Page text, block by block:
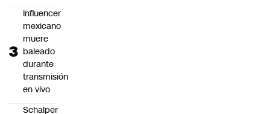
Influencer
mexicano
muere
baleado
durante
transmisión
en vivo
Schalper